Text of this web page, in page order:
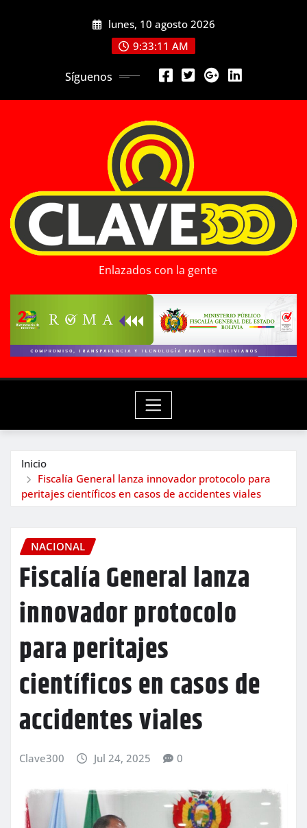
lunes, 10 agosto 2026
9:33:12 AM
Síguenos
Enlazados con la gente
Inicio
Fiscalía General lanza innovador protocolo para
peritajes científicos en casos de accidentes viales
NACIONAL
Fiscalía General lanza
innovador protocolo
para peritajes
científicos en casos de
accidentes viales
Clave300 Jul 24, 2025 0